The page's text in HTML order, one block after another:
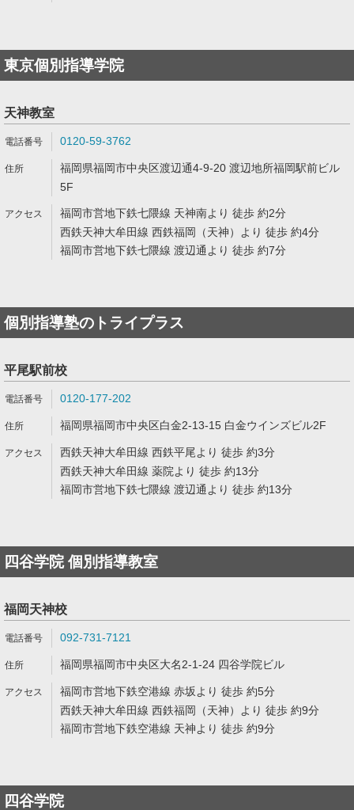
東京個別指導学院
天神教室
0120-59-3762
福岡県福岡市中央区渡辺通4-9-20 渡辺地所福岡駅前ビル
5F
福岡市営地下鉄七隈線 天神南より 徒歩 約2分
西鉄天神大牟田線 西鉄福岡（天神）より 徒歩 約4分
福岡市営地下鉄七隈線 渡辺通より 徒歩 約7分
個別指導塾のトライプラス
平尾駅前校
0120-177-202
福岡県福岡市中央区白金2-13-15 白金ウインズビル2F
西鉄天神大牟田線 西鉄平尾より 徒歩 約3分
西鉄天神大牟田線 薬院より 徒歩 約13分
福岡市営地下鉄七隈線 渡辺通より 徒歩 約13分
四谷学院 個別指導教室
福岡天神校
092-731-7121
福岡県福岡市中央区大名2-1-24 四谷学院ビル
福岡市営地下鉄空港線 赤坂より 徒歩 約5分
西鉄天神大牟田線 西鉄福岡（天神）より 徒歩 約9分
福岡市営地下鉄空港線 天神より 徒歩 約9分
四谷学院